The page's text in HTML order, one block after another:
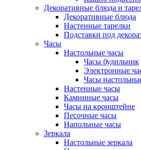
Декоративные блюда и
Декоративные блюда
Настенные тарелки
Подставки под
Часы
Настольные часы
Часы будильник
Электронные
Часы
Настенные часы
Каминные часы
Часы на кронштейне
Песочные часы
Напольные часы
Зеркала
Настольные зеркала